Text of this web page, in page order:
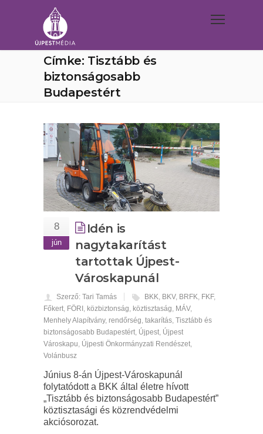
Címke: Tisztább és
biztonságosabb
Budapestért
8
jún
Idén is
nagytakarítást
tartottak Újpest-
Városkapunál
Szerző: Tari Tamás BKK, BKV, BRFK, FKF,
Főkert, FÖRI , közbiztonság, köztisztaság, MÁV,
Menhely Alapítvány, rendőrség, takarítás, Tisztább és
biztonságosabb Budapestért, Újpest, Újpest
Városkapu, Újpesti Önkormányzati Rendészet,
Volánbusz
Június 8-án Újpest-Városkapunál
folytatódott a BKK által életre hívott
„Tisztább és biztonságosabb Budapestért”
köztisztasági és közrendvédelmi
akciósorozat.